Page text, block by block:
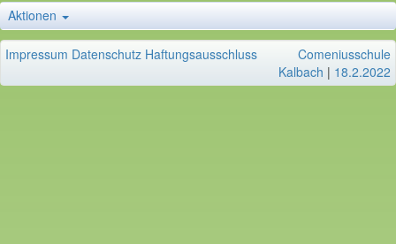
Aktionen
Impressum Datenschutz Haftungsausschluss
Comeniusschule
Kalbach | 18.2.2022